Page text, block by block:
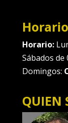
Horario:
Sábados de
Domingos:
QUIEN